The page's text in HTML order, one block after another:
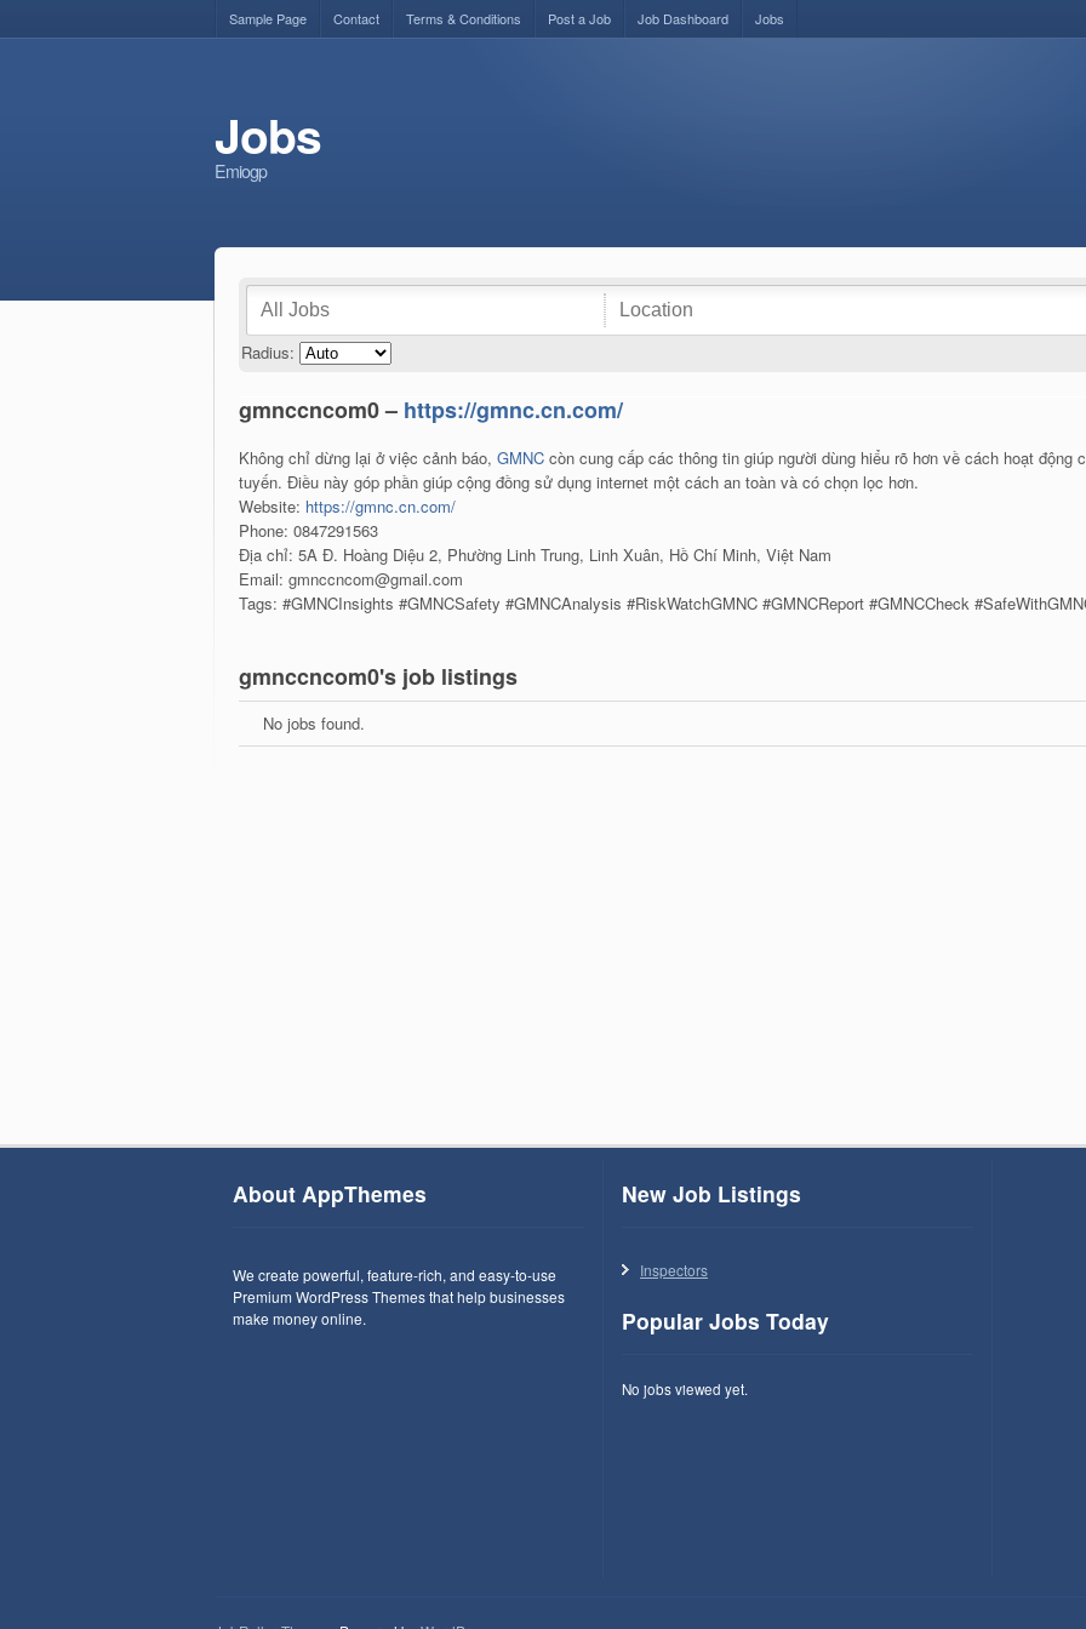
Sample Page Contact Terms & Conditions Post a Job Job Dashboard Jobs
Jobs
Emiogp
Radius:
gmnccncom0 – https://gmnc.cn.com/
Không chỉ dừng lại ở việc cảnh báo, GMNC còn cung cấp các thông tin giúp người dùng hiểu rõ hơn về cách hoạt động
tuyến. Điều này góp phần giúp cộng đồng sử dụng internet một cách an toàn và có chọn lọc hơn.
Website: https://gmnc.cn.com/
Phone: 0847291563
Địa chỉ: 5A Đ. Hoàng Diệu 2, Phường Linh Trung, Linh Xuân, Hồ Chí Minh, Việt Nam
Email: gmnccncom@gmail.com
Tags: #GMNCInsights #GMNCSafety #GMNCAnalysis #RiskWatchGMNC #GMNCReport #GMNCCheck
gmnccncom0's job listings
No jobs found.
About AppThemes
We create powerful, feature-rich, and easy-to-use
Premium WordPress Themes that help businesses
make money online.
New Job Listings
Inspectors
Popular Jobs Today
No jobs viewed yet.